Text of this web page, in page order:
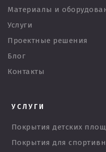
Материалы и
Услуги
Проектные решения
Блог
Контакты
УСЛУГИ
Покрытия детских
Покрытия для